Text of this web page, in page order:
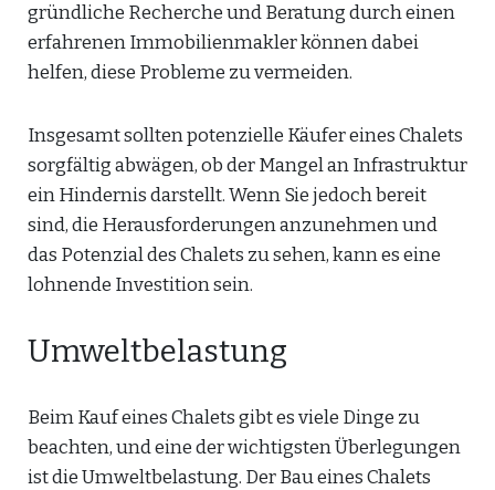
gründliche Recherche und Beratung durch einen
erfahrenen Immobilienmakler können dabei
helfen, diese Probleme zu vermeiden.
Insgesamt sollten potenzielle Käufer eines Chalets
sorgfältig abwägen, ob der Mangel an Infrastruktur
ein Hindernis darstellt. Wenn Sie jedoch bereit
sind, die Herausforderungen anzunehmen und
das Potenzial des Chalets zu sehen, kann es eine
lohnende Investition sein.
Umweltbelastung
Beim Kauf eines Chalets gibt es viele Dinge zu
beachten, und eine der wichtigsten Überlegungen
ist die Umweltbelastung. Der Bau eines Chalets